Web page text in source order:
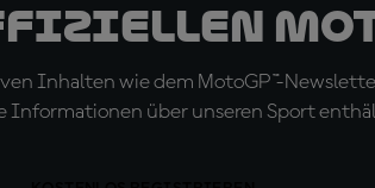
Inhalten wie dem MotoGP™-
Informationen über unseren Sport